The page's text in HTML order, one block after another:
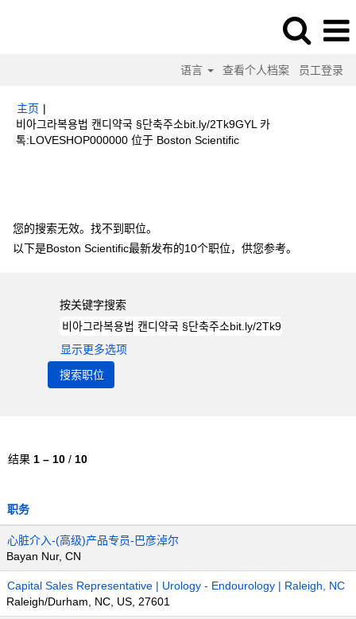
语言 查看个人档案 员工登录
主页 |
비아그라복용법 캔디약국 §단축주소bit.ly/2Tk9GYL 카
톡:LOVESHOP000000 位于 Boston Scientific（当
您的搜索无效。找不到职位。
以下是Boston Scientific最新发布的10个职位，供您参考。
按关键字搜索
显示更多选项
结果 1 – 10 / 10
职务
心脏介入-(高级)产品专员-巴彦淖尔
Bayan Nur, CN
Capital Sales Representative | Urology - Endourology | Raleigh, NC
Raleigh/Durham, NC, US, 27601